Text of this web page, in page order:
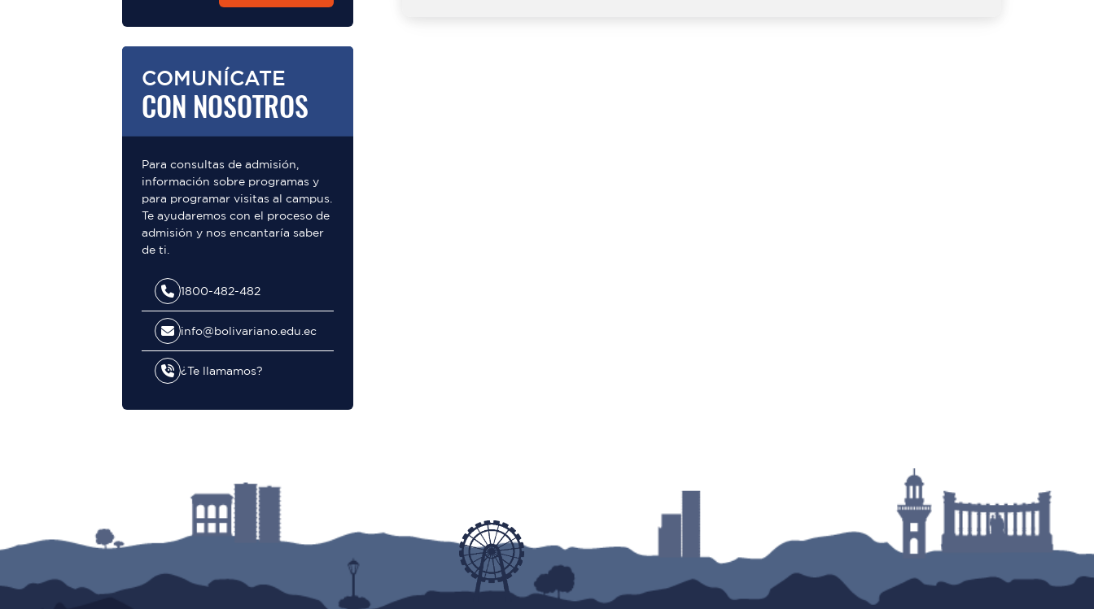
COMUNÍCATE
CON NOSOTROS
Para consultas de admisión,
información sobre programas y
para programar visitas al campus.
Te ayudaremos con el proceso de
admisión y nos encantaría saber
de ti.
1800-482-482
info@bolivariano.edu.ec
¿Te llamamos?